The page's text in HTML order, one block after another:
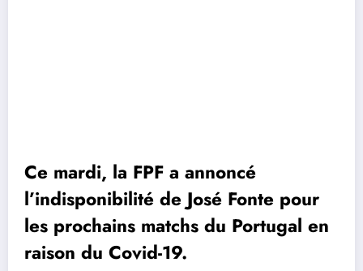
Ce mardi, la FPF a annoncé
l’indisponibilité de José Fonte pour
les prochains matchs du Portugal en
raison du Covid-19.